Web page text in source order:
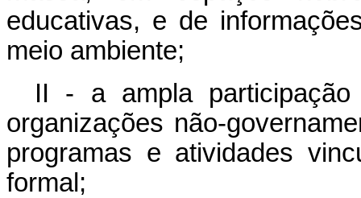
educativas, e de
meio ambiente;
II - a ampla
organizações não-
programas e atividades
formal;